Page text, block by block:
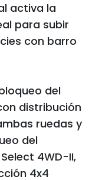
activa la
para subir
con barro
del
distribución
ruedas y
del
4WD-II,
4x4